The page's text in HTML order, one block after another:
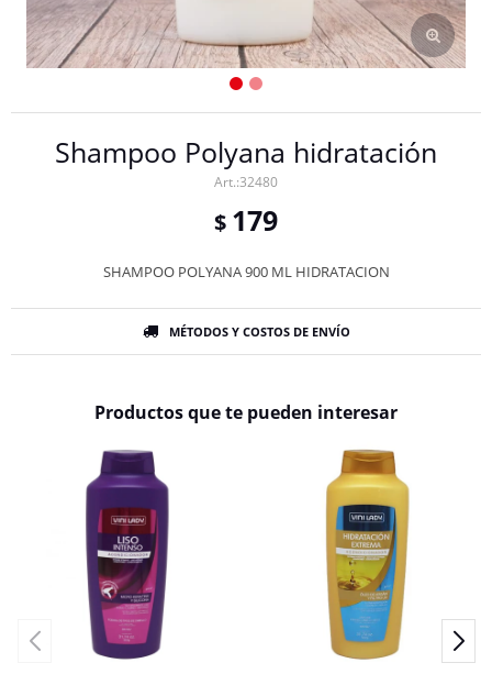
Shampoo Polyana hidratación
32480
$ 179
SHAMPOO POLYANA 900 ML HIDRATACION
MÉTODOS Y COSTOS DE ENVÍO
Productos que te pueden interesar